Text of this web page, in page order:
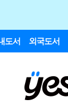
도서 외국도서